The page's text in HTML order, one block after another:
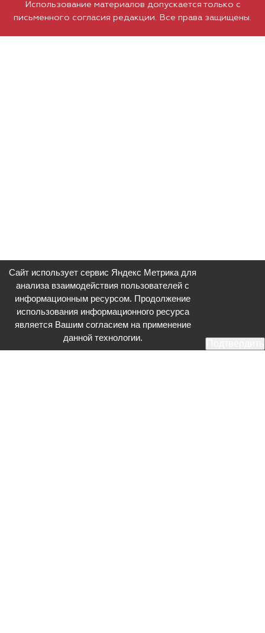
Использование материалов допускается только с
письменного согласия редакции. Все права защищены.
Сайт использует сервис Яндекс Метрика для
анализа взаимодействия пользователей с
информационным ресурсом. Продолжение
использования информационного ресурса
является Вашим согласием на применение
данной технологии.